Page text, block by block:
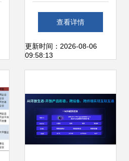
网新闻信息服务管
理规定
查看详情
更新时间：2026-08-06
09:58:13